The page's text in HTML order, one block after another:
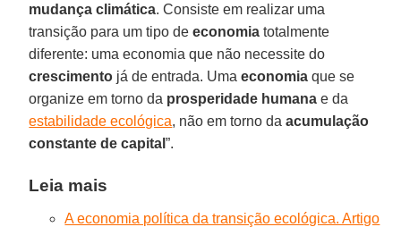
mudança climática. Consiste em realizar uma
transição para um tipo deeconomia totalmente
diferente: uma economia que não necessite do
crescimento já de entrada. Umaeconomia que se
organize em torno da prosperidade humana e da
estabilidade ecológica, não em torno daacumulação
constante de capital”.
Leia mais
A economia política da transição ecológica. Artigo